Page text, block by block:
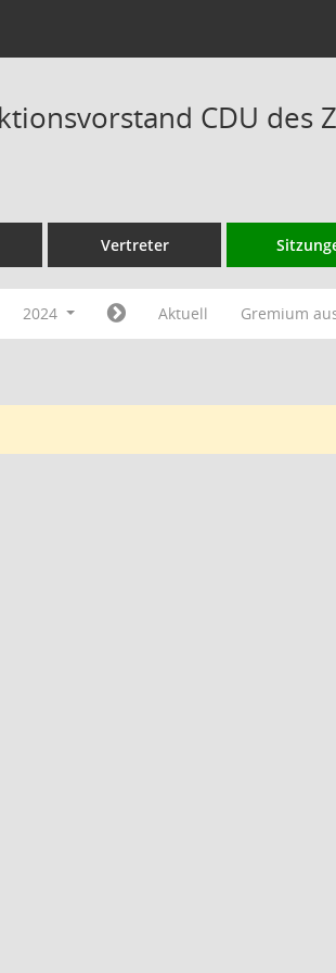
CDU des
Vertreter
2024 Aktuell Gremium